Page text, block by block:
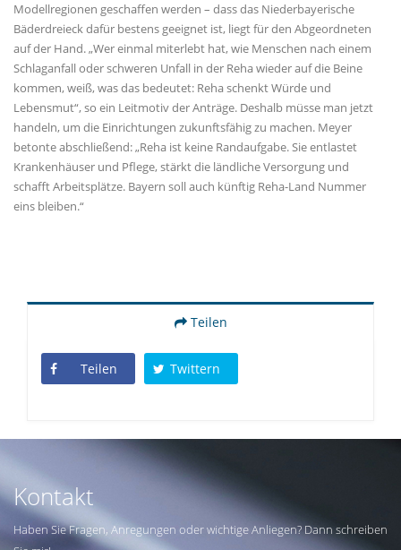
Modellregionen geschaffen werden – dass das Niederbayerische
Bäderdreieck dafür bestens geeignet ist, liegt für den Abgeordneten
auf der Hand. „Wer einmal miterlebt hat, wie Menschen nach einem
Schlaganfall oder schweren Unfall in der Reha wieder auf die Beine
kommen, weiß, was das bedeutet: Reha schenkt Würde und
Lebensmut“, so ein Leitmotiv der Anträge. Deshalb müsse man jetzt
handeln, um die Einrichtungen zukunftsfähig zu machen. Meyer
betonte abschließend: „Reha ist keine Randaufgabe. Sie entlastet
Krankenhäuser und Pflege, stärkt die ländliche Versorgung und
schafft Arbeitsplätze. Bayern soll auch künftig Reha-Land Nummer
eins bleiben.“
Teilen
Teilen Twittern
Kontakt
Haben Sie Fragen, Anregungen oder wichtige Anliegen? Dann schreiben